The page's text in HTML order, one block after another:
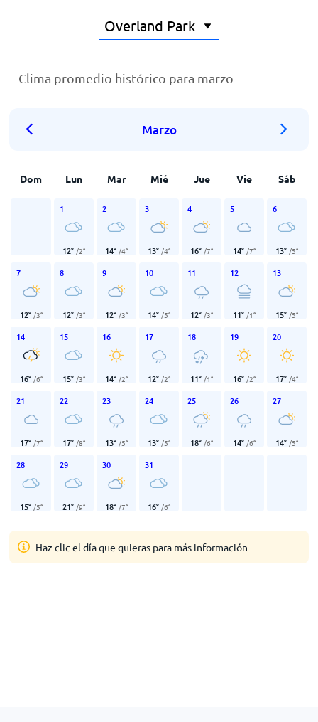
Clima promedio histórico para marzo
Marzo
Dom Lun Mar Mié Jue Vie Sáb
1
12° /2°
2
14° /4°
3
13° /4°
4
16° /7°
5
14° /7°
6
13° /5°
7
12° /3°
8
12° /3°
9
12° /3°
10
14° /5°
11
12° /3°
12
11° /1°
13
15° /5°
14
16° /6°
15
15° /3°
16
14° /2°
17
12° /2°
18
11° /1°
19
16° /2°
20
17° /4°
21
17° /7°
22
17° /8°
23
13° /5°
24
13° /5°
25
18° /6°
26
14° /6°
27
14° /5°
28
15° /5°
29
21° /9°
30
18° /7°
31
16° /6°
Haz clic el día que quieras para más información